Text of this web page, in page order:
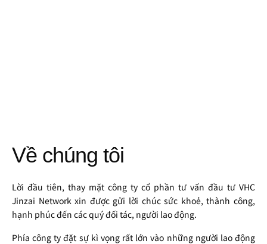
Về chúng tôi
Lời đầu tiên, thay mặt công ty cổ phần tư vấn đầu tư VHC
Jinzai Network xin được gửi lời chúc sức khoẻ, thành công,
hạnh phúc đến các quý đối tác, người lao động.
Phía công ty đặt sự kì vọng rất lớn vào những người lao động